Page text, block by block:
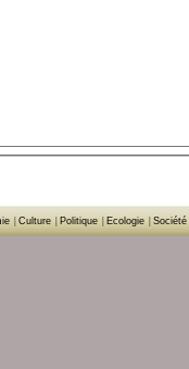
Culture Politique Ecologie Société